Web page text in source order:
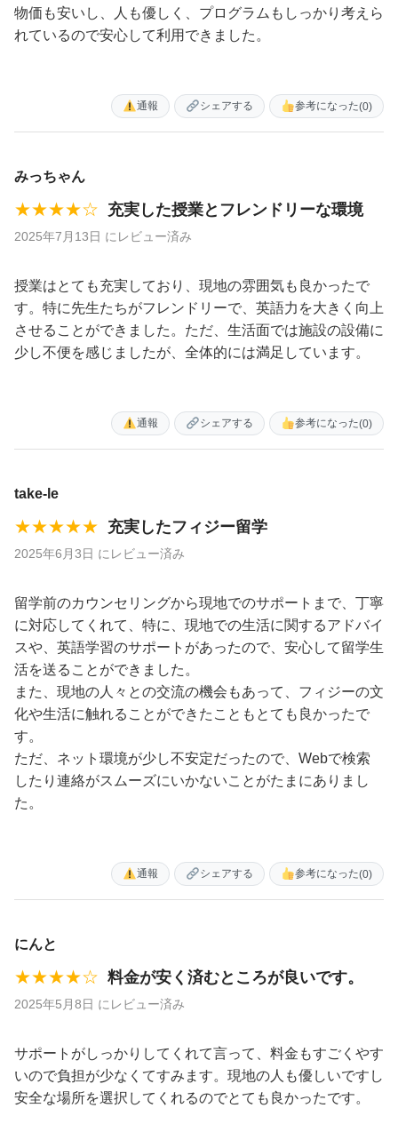
物価も安いし、人も優しく、プログラムもしっかり考えら
れているので安心して利用できました。
参考になった(0)
シェアする
通報
みっちゃん
★★★★☆ 充実した授業とフレンドリーな環境
2025年7月13日 にレビュー済み
授業はとても充実しており、現地の雰囲気も良かったで
す。特に先生たちがフレンドリーで、英語力を大きく向上
させることができました。ただ、生活面では施設の設備に
少し不便を感じましたが、全体的には満足しています。
参考になった(0)
シェアする
通報
take-le
★★★★★ 充実したフィジー留学
2025年6月3日 にレビュー済み
留学前のカウンセリングから現地でのサポートまで、丁寧
に対応してくれて、特に、現地での生活に関するアドバイ
スや、英語学習のサポートがあったので、安心して留学生
活を送ることができました。
また、現地の人々との交流の機会もあって、フィジーの文
化や生活に触れることができたこともとても良かったで
す。
ただ、ネット環境が少し不安定だったので、Webで検索
したり連絡がスムーズにいかないことがたまにありまし
た。
参考になった(0)
シェアする
通報
にんと
★★★★☆ 料金が安く済むところが良いです。
2025年5月8日 にレビュー済み
サポートがしっかりしてくれて言って、料金もすごくやす
いので負担が少なくてすみます。現地の人も優しいですし
安全な場所を選択してくれるのでとても良かったです。